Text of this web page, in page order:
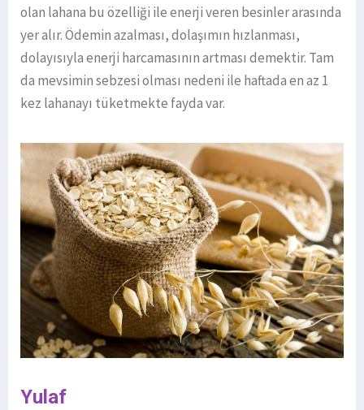
olan lahana bu özelliği ile enerji veren besinler arasında
yer alır. Ödemin azalması, dolaşımın hızlanması,
dolayısıyla enerji harcamasının artması demektir. Tam
da mevsimin sebzesi olması nedeni ile haftada en az 1
kez lahanayı tüketmekte fayda var.
Yulaf